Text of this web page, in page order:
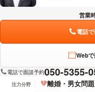
営業
電話
Web
電話で面談予約050-5355-
注力分野 離婚・男女問題